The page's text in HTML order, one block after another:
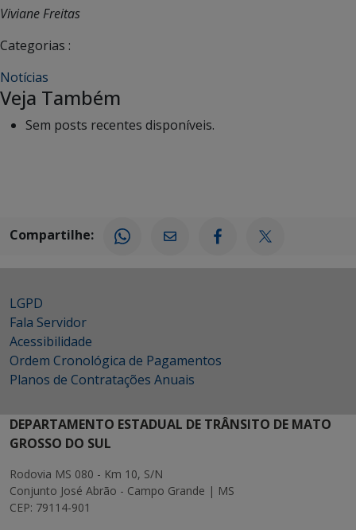
Viviane Freitas
Categorias :
Notícias
Veja Também
Sem posts recentes disponíveis.
Compartilhe:
LGPD
Fala Servidor
Acessibilidade
Ordem Cronológica de Pagamentos
Planos de Contratações Anuais
DEPARTAMENTO ESTADUAL DE TRÂNSITO DE MATO
GROSSO DO SUL
Rodovia MS 080 - Km 10, S/N
Conjunto José Abrão - Campo Grande | MS
CEP: 79114-901